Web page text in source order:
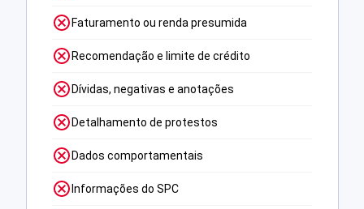
Faturamento ou renda presumida
Recomendação e limite de crédito
Dívidas, negativas e anotações
Detalhamento de protestos
Dados comportamentais
Informações do SPC